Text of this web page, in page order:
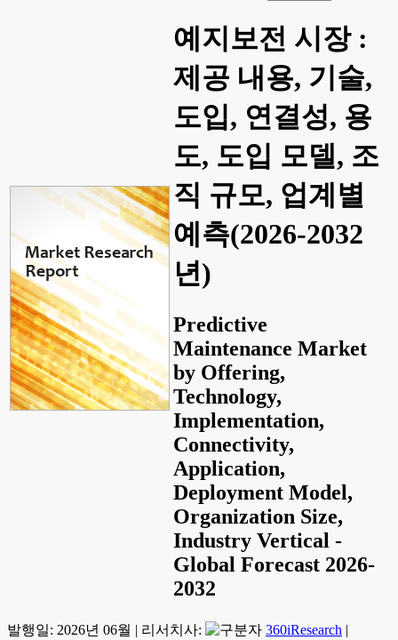
예지보전 시장 :
제공 내용, 기술,
도입, 연결성, 용
도, 도입 모델, 조
직 규모, 업계별
예측(2026-2032
년)
Predictive
Maintenance Market
by Offering,
Technology,
Implementation,
Connectivity,
Application,
Deployment Model,
Organization Size,
Industry Vertical -
Global Forecast 2026-
2032
발행일: 2026년 06월 | 리서치사: 360iResearch |